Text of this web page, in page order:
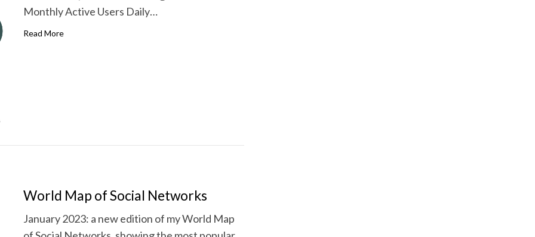
Monthly Active Users Daily…
Read More
World Map of Social Networks
January 2023: a new edition of my World Map